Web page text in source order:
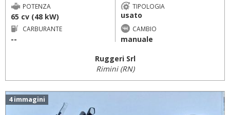
POTENZA
65 cv (48 kW)
TIPOLOGIA
usato
CARBURANTE
--
CAMBIO
manuale
Ruggeri Srl
Rimini (RN)
4 immagini